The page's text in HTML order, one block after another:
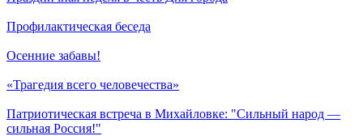
Профилактическая беседа
Осенние забавы!
«Трагедия всего человечества»
Патриотическая встреча в Михайловке: "Сильный народ —
сильная Россия!"